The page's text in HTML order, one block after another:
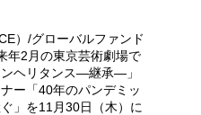
）/グローバルファンド
年2月の東京芸術劇場で
ヘリタンス—継承―」
ー「40年のパンデミッ
」を11月30日（木）に